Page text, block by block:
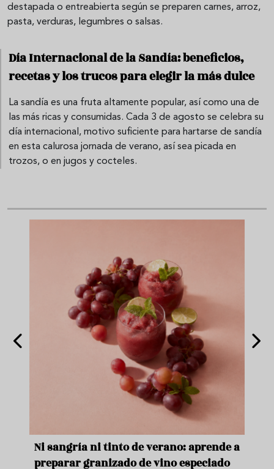
destapada o entreabierta según se preparen carnes, arroz,
pasta, verduras, legumbres o salsas.
Día Internacional de la Sandía: beneficios,
recetas y los trucos para elegir la más dulce
La sandía es una fruta altamente popular, así como una de
las más ricas y consumidas. Cada 3 de agosto se celebra su
día internacional, motivo suficiente para hartarse de sandía
en esta calurosa jornada de verano, así sea picada en
trozos, o en jugos y cocteles.
Ni sangría ni tinto de verano: aprende a
preparar granizado de vino especiado